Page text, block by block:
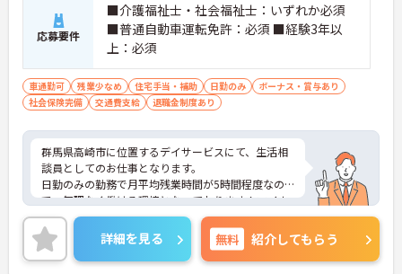
応募要件
■介護福祉士・社会福祉士：いずれか必須
■普通自動車運転免許：必須 ■経験3年以
上：必須
車通勤可 残業少なめ 住宅手当・補助 日勤のみ
ボーナス・賞与あり
社会保険完備
交通費支給 退職金制度あり
群馬県高崎市に位置するデイサービスにて、生活相
談員としてのお仕事となります。
日勤のみの勤務で月平均残業時間が5時間程度なの
で、無理なく働ける環境となっております！マイカ
ー通勤可能となっており、駐車場を完備しているの
で、通勤の際は心配いりません◎
ご興味ある方は面接ポイントをお伝えしますので、
お気軽にお問い合わせください♪
詳細を見る 無料 紹介してもらう